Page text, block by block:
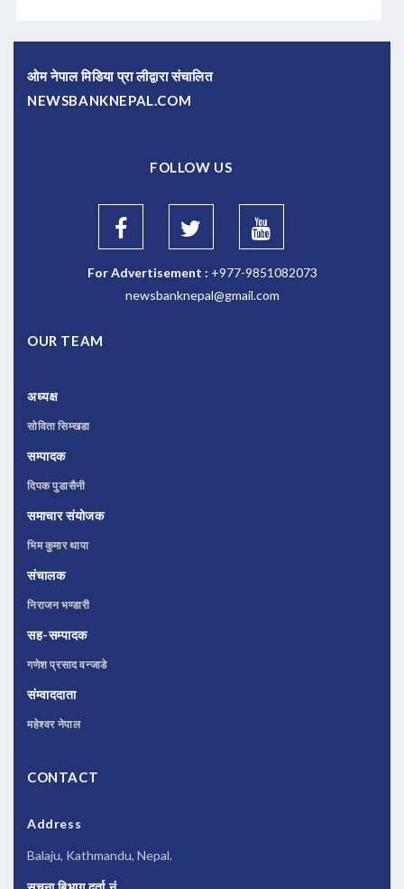
ओम नेपाल मिडिया प्रा लीद्वारा संचालित
NEWSBANKNEPAL.COM
FOLLOW US
For Advertisement : +977-9851082073
newsbanknepal@gmail.com
OUR TEAM
अध्यक्ष
सोविता सिम्खडा
सम्पादक
दिपक पुडासैनी
समाचार संयोजक
भिम कुमार थापा
संचालक
निराजन भण्डारी
सह-सम्पादक
गणेश प्रसाद वन्जाडे
संम्वाददाता
महेश्वर नेपाल
CONTACT
Address
Balaju, Kathmandu, Nepal.